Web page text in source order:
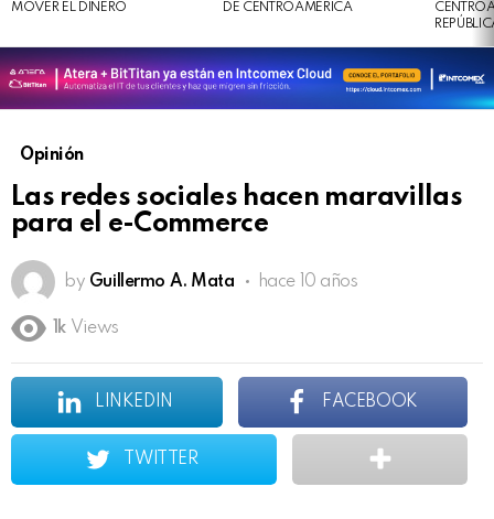
MOVER EL DINERO
DE CENTROAMÉRICA
Opinión
Las redes sociales hacen maravillas
para el e-Commerce
by Guillermo A. Mata hace 10 años
1k Views
LINKEDIN FACEBOOK
TWITTER